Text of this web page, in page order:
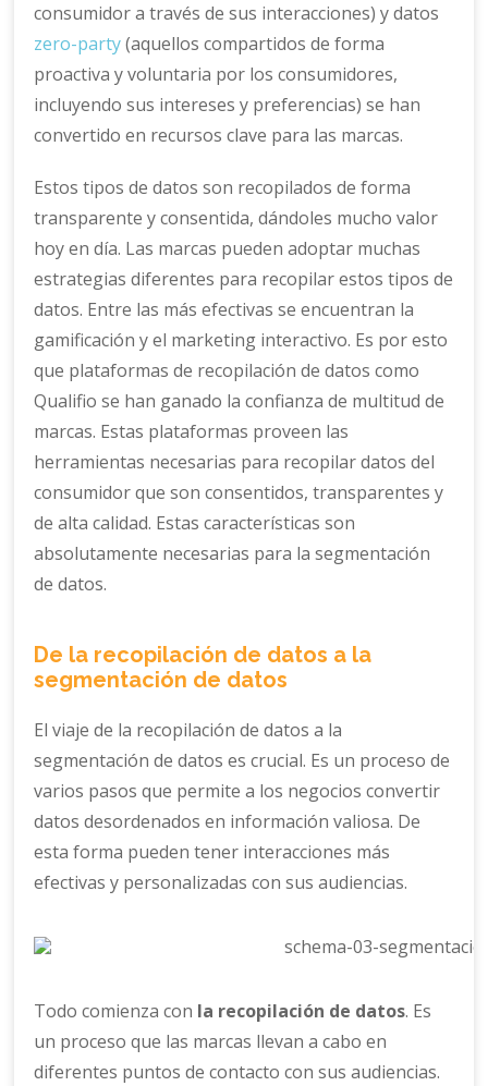
consumidor a través de sus interacciones) y datos
zero-party(aquellos compartidos de forma
proactiva y voluntaria por los consumidores,
incluyendo sus intereses y preferencias) se han
convertido en recursos clave para las marcas.
Estos tipos de datos son recopilados de forma
transparente y consentida, dándoles mucho valor
hoy en día. Las marcas pueden adoptar muchas
estrategias diferentes para recopilar estos tipos de
datos. Entre las más efectivas se encuentran la
gamificación y el marketing interactivo. Es por esto
que plataformas de recopilación de datos como
Qualifio se han ganado la confianza de multitud de
marcas. Estas plataformas proveen las
herramientas necesarias para recopilar datos del
consumidor que son consentidos, transparentes y
de alta calidad. Estas características son
absolutamente necesarias para la segmentación
de datos.
De la recopilación de datos a la
segmentación de datos
El viaje de la recopilación de datos a la
segmentación de datos es crucial. Es un proceso de
varios pasos que permite a los negocios convertir
datos desordenados en información valiosa. De
esta forma pueden tener interacciones más
efectivas y personalizadas con sus audiencias.
Todo comienza con la recopilación de datos. Es
un proceso que las marcas llevan a cabo en
diferentes puntos de contacto con sus audiencias.